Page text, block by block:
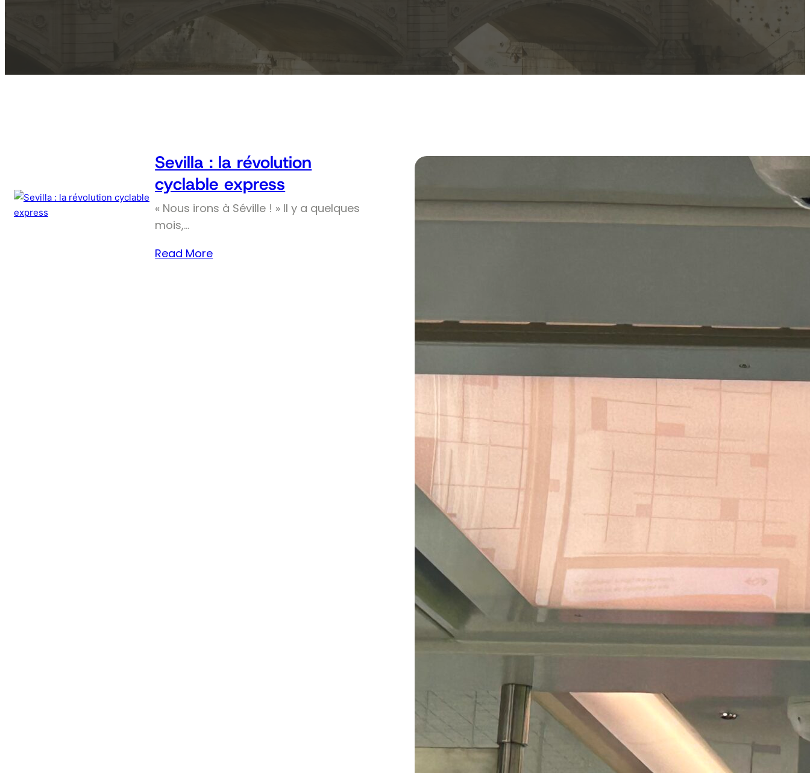
Sevilla : la révolution
cyclable express
« Nous irons à Séville ! » Il y a quelques
mois,…
Read More
Pays-Bas : l’autre pays… de
l’Open Payment !
Les Pays-Bas vivent actuellement un
moment historique, un véritable point de
bascule…